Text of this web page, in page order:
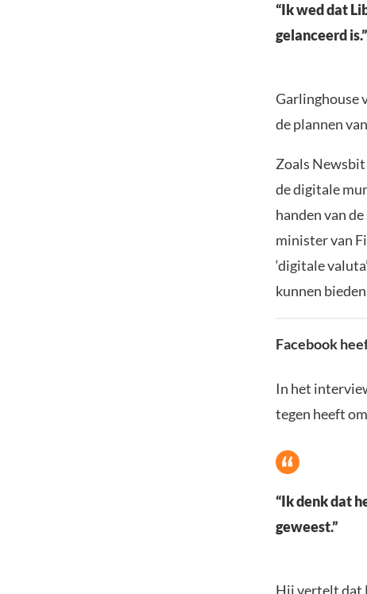
“Ik wed dat
gelanceerd is.”
Garlinghouse
de plannen
Zoals
de digitale
handen van
minister van
‘digitale
kunnen
Facebook
In het
tegen heeft
“Ik denk dat
geweest.”
Hij vertelt dat